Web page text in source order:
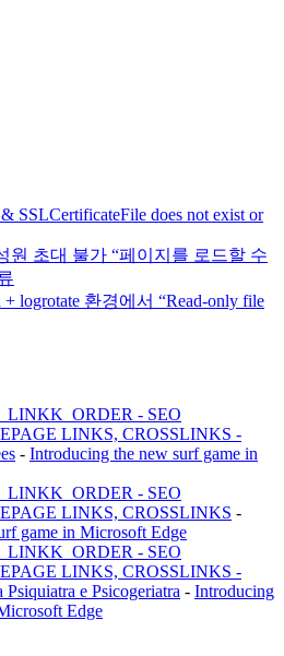
SSLCertificateFile does not exist or
원 초대 불가 “페이지를 로드할 수
logrotate 환경에서 “Read-only file
- SEO
LINKS, CROSSLINKS -
- Introducing the new surf game in
- SEO
LINKS, CROSSLINKS -
game in Microsoft Edge
- SEO
LINKS, CROSSLINKS -
e Psicogeriatra - Introducing
Edge